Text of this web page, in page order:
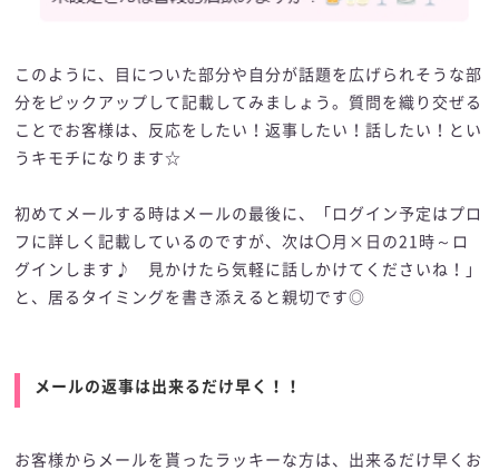
このように、目についた部分や自分が話題を広げられそうな部
分をピックアップして記載してみましょう。質問を織り交ぜる
ことでお客様は、反応をしたい！返事したい！話したい！とい
うキモチになります☆
初めてメールする時はメールの最後に、「ログイン予定はプロ
フに詳しく記載しているのですが、次は〇月×日の21時～ロ
グインします♪ 見かけたら気軽に話しかけてくださいね！」
と、居るタイミングを書き添えると親切です◎
メールの返事は出来るだけ早く！！
お客様からメールを貰ったラッキーな方は、出来るだけ早くお